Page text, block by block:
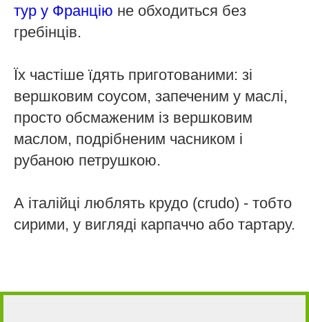
тур у Францію не обходиться без
гребінців.
Їх частіше їдять приготованими: зі
вершковим соусом, запеченим у маслі,
просто обсмаженим із вершковим
маслом, подрібненим часником і
рубаною петрушкою.
А італійці люблять крудо (crudo) - тобто
сирими, у вигляді карпаччо або тартару.